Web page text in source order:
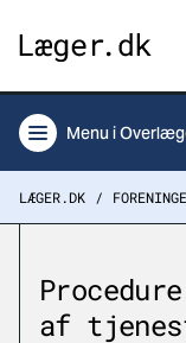
Menu i
LÆGER.DK
af